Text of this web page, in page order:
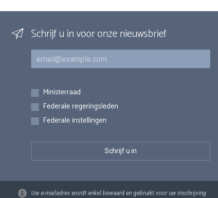
Schrijf u in voor onze nieuwsbrief
E-mail
Inschrijvingen
Ministerraad
Federale regeringsleden
Federale instellingen
Uw e-mailadres wordt enkel bewaard en gebruikt voor uw inschrijving